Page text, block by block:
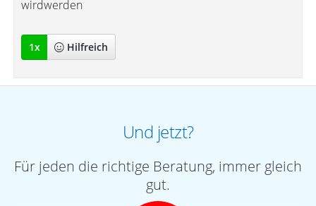
wirdwerden
1x Hilfreich
Und jetzt?
Für jeden die richtige Beratung, immer gleich
gut.